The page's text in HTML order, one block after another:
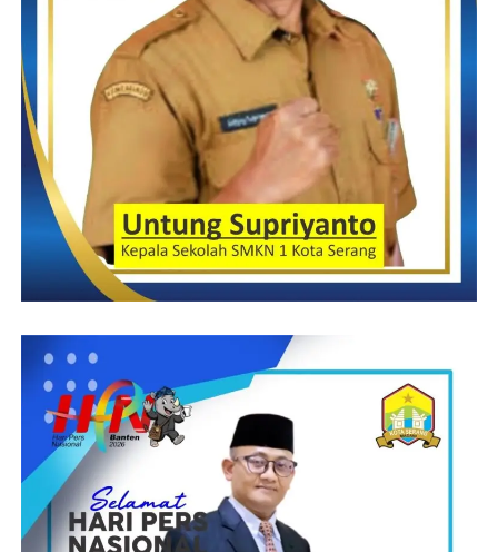
SOL. (RG)
Post Views: 21